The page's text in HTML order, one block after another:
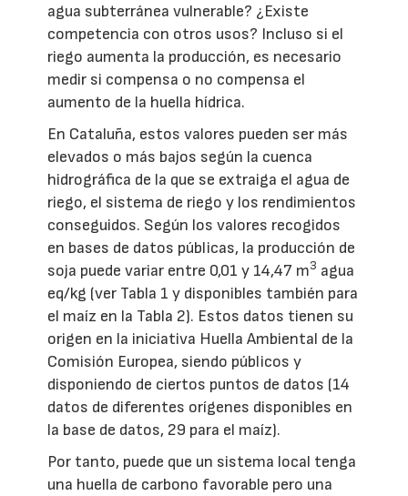
agua subterránea vulnerable? ¿Existe
competencia con otros usos? Incluso si el
riego aumenta la producción, es necesario
medir si compensa o no compensa el
aumento de la huella hídrica.
En Cataluña, estos valores pueden ser más
elevados o más bajos según la cuenca
hidrográfica de la que se extraiga el agua de
riego, el sistema de riego y los rendimientos
conseguidos. Según los valores recogidos
en bases de datos públicas, la producción de
soja puede variar entre 0,01 y 14,47 m3 agua
eq/kg (ver Tabla 1 y disponibles también para
el maíz en la Tabla 2). Estos datos tienen su
origen en la iniciativa Huella Ambiental de la
Comisión Europea, siendo públicos y
disponiendo de ciertos puntos de datos (14
datos de diferentes orígenes disponibles en
la base de datos, 29 para el maíz).
Por tanto, puede que un sistema local tenga
una huella de carbono favorable pero una